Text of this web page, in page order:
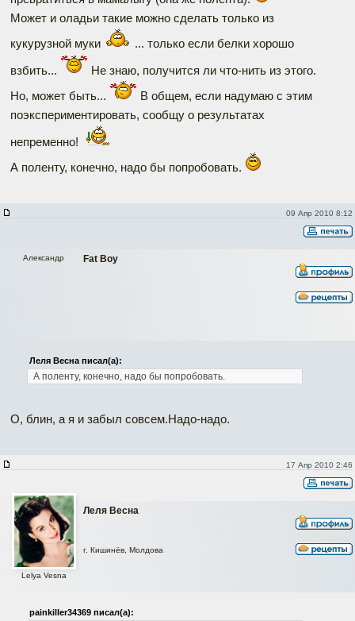
Может и оладьи такие можно сделать только из
кукурузной муки
... только если белки хорошо
взбить...
Не знаю, получится ли что-нить из этого.
Но, может быть...
В общем, если надумаю с этим
поэкспериментировать, сообщу о результатах
непременно!
А поленту, конечно, надо бы попробовать.
09 Апр 2010 8:12
Fat Boy
Александр
Леля Весна писал(а):
А поленту, конечно, надо бы попробовать.
О, блин, а я и забыл совсем.Надо-надо.
17 Апр 2010 2:46
Леля Весна
Lelya Vesna
г. Кишинёв, Молдова
painkiller34369 писал(а):